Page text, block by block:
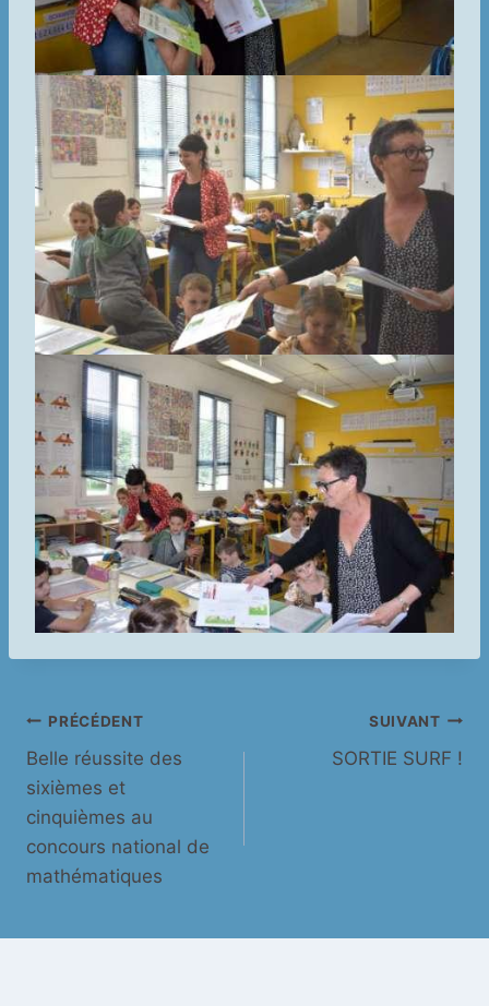
Navigation
de
l’article
PRÉCÉDENT
Belle réussite des
sixièmes et
cinquièmes au
concours national de
mathématiques
SUIVANT
SORTIE SURF !